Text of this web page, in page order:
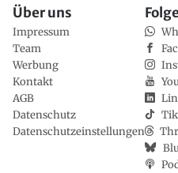
Über uns
Impressum
Team
Werbung
Kontakt
AGB
Datenschutz
Datenschutzeinstellungen